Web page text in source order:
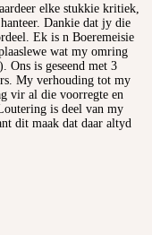
elke stukkie kritiek,
Dankie dat jy die
Ek is n Boeremeisie
wat my omring
Ons is geseend met 3
My verhouding tot my
vir al die voorregte en
is deel van my
dit maak dat daar altyd